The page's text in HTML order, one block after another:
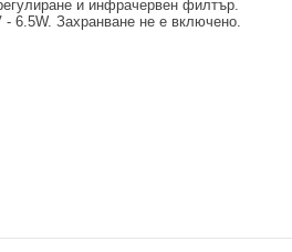
и инфрачервен филтър.
6.5W. Захранване не е включено.